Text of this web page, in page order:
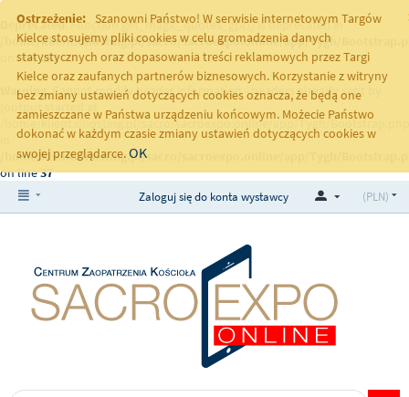
Deprecated: Function get_magic_quotes_gpc() is deprecated in
/home/klient.dhosting.pl/sacro/sacroexpo.online/app/Tygh/
on line251
Warning: Cannot modify header information - headers already sent by
(output started at
/home/klient.dhosting.pl/sacro/sacroexpo.online/app/Tygh/
/home/klient.dhosting.pl/sacro/sacroexpo.online/app/Tygh/
on line37
Ostrzeżenie:
Szanowni Państwo! W serwisie internetowym Targów
Kielce stosujemy pliki cookies w celu gromadzenia danych
statystycznych oraz dopasowania treści reklamowych przez Targi
Kielce oraz zaufanych partnerów biznesowych. Korzystanie z witryny
bez zmiany ustawień dotyczących cookies oznacza, że będą one
zamieszczane w Państwa urządzeniu końcowym. Możecie Państwo
dokonać w każdym czasie zmiany ustawień dotyczących cookies w
swojej przeglądarce.OK
(PLN)
Zaloguj się do konta wystawcy